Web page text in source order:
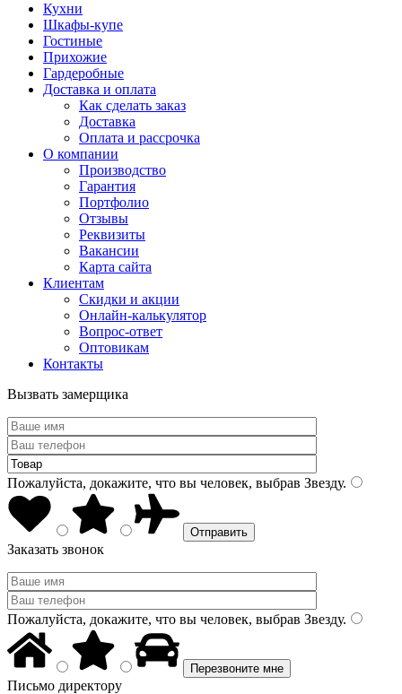
Кухни
Шкафы-купе
Гостиные
Прихожие
Гардеробные
Доставка и оплата
Как сделать заказ
Доставка
Оплата и рассрочка
О компании
Производство
Гарантия
Портфолио
Отзывы
Реквизиты
Вакансии
Карта сайта
Клиентам
Скидки и акции
Онлайн-калькулятор
Вопрос-ответ
Оптовикам
Контакты
Вызвать замерщика
Пожалуйста, докажите, что вы человек, выбрав Звезду.
Заказать звонок
Пожалуйста, докажите, что вы человек, выбрав Звезду.
Письмо директору